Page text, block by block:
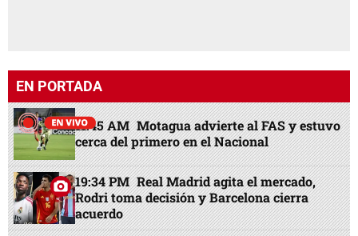
EN PORTADA
11:45 AM Motagua advierte al FAS y estuvo
cerca del primero en el Nacional
19:34 PM Real Madrid agita el mercado,
Rodri toma decisión y Barcelona cierra
acuerdo